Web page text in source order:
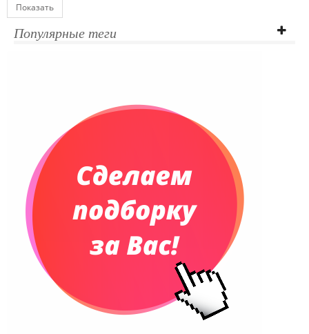
Показать
Популярные теги